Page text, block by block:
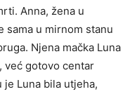
Anna, žena u
sama u mirnom stanu
Njena mačka Luna
već gotovo centar
je Luna bila utjeha,